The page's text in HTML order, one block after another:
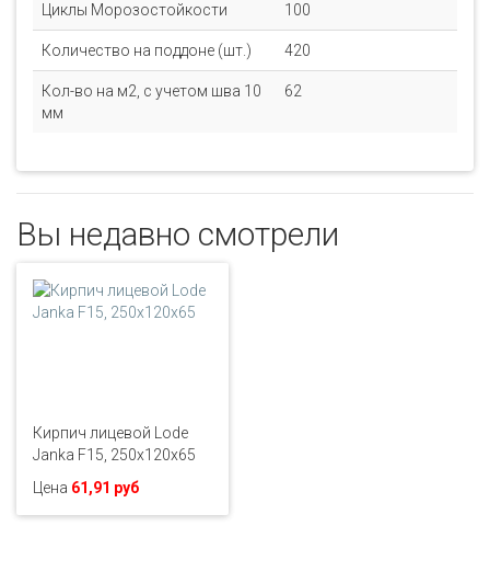
Циклы Морозостойкости 100
Количество на поддоне (шт.) 420
Кол-во на м2, с учетом шва 10
мм
62
Вы недавно смотрели
Кирпич лицевой Lode
Janka F15, 250x120x65
Цена 61,91 руб